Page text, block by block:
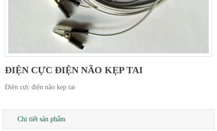
ĐIỆN CỰC ĐIỆN NÃO KẸP TAI
Điện cực điện não kẹp tai
Chi tiết sản phẩm